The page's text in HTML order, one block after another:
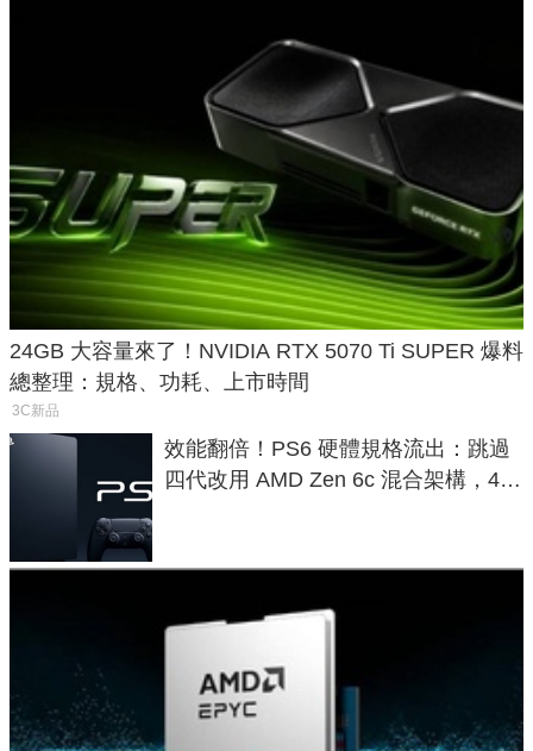
24GB 大容量來了！NVIDIA RTX 5070 Ti SUPER 爆料
總整理：規格、功耗、上市時間
3C新品
效能翻倍！PS6 硬體規格流出：跳過
四代改用 AMD Zen 6c 混合架構，4K